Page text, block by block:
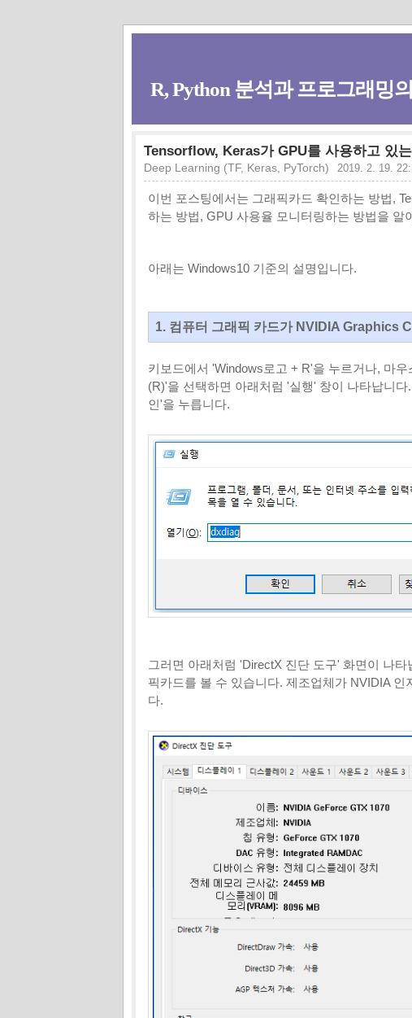
R, Python 분석과 프로그래밍
Tensorflow, Keras가 GPU를 사용하고 있
Deep Learning (TF, Keras, PyTorch) 2019. 2. 19.
이번 포스팅에서는 그래픽카드 확인하는 방법,
하는 방법, GPU 사용율 모니터링하는 방법을 알
아래는 Windows10 기준의 설명입니다.
1. 컴퓨터 그래픽 카드가 NVIDIA Graphics
키보드에서 'Windows로고 + R'을 누르거나, 마
(R)'을 선택하면 아래처럼 '실행' 창이 나타납니
인'을 누릅니다.
그러면 아래처럼 'DirectX 진단 도구' 화면이 나
픽카드를 볼 수 있습니다. 제조업체가 NVIDIA
다.